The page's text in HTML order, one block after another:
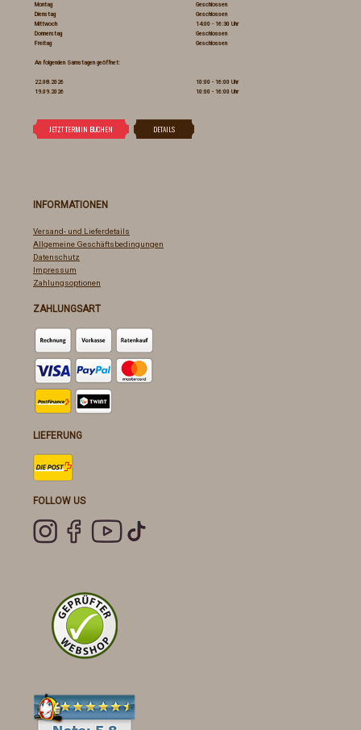
Montag
Geschlossen
Dienstag
Geschlossen
Mittwoch
14:00 - 16:30 Uhr
Donnerstag
Geschlossen
Freitag
Geschlossen
An folgenden Samstagen geöffnet:
22.08.2026
10:00 - 16:00 Uhr
19.09.2026
10:00 - 16:00 Uhr
INFORMATIONEN
Versand- und Lieferdetails
Allgemeine Geschäftsbedingungen
Datenschutz
Impressum
Zahlungsoptionen
ZAHLUNGSART
LIEFERUNG
FOLLOW US